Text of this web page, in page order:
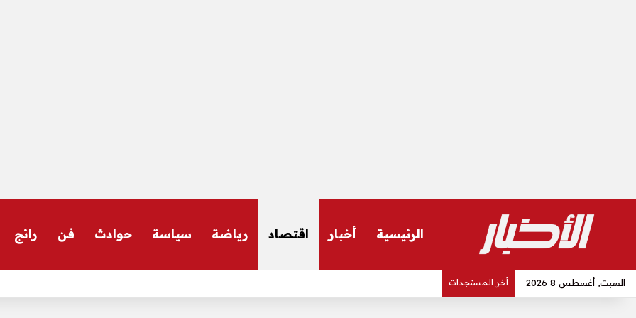
الرئيسية أخبار اقتصاد رياضة سياسة حوادث فن رائج
السبت, أغسطس 8 2026 أخر المستجدات